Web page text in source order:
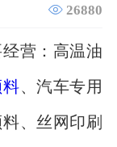
 26880
营：高温油
料 、汽车专用
、丝网印刷